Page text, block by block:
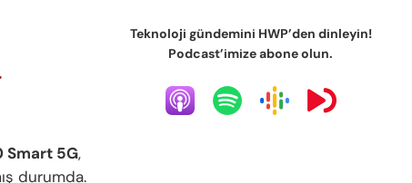
Smart 5G,
durumda.
Teknoloji gündemini HWP’den dinleyin!
Podcast’imize abone olun.